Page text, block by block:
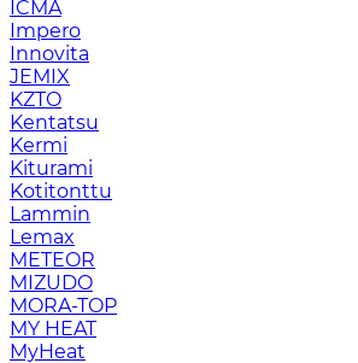
ICMA
Impero
Innovita
JEMIX
KZTO
Kentatsu
Kermi
Kiturami
Kotitonttu
Lammin
Lemax
METEOR
MIZUDO
MORA-TOP
MY HEAT
MyHeat